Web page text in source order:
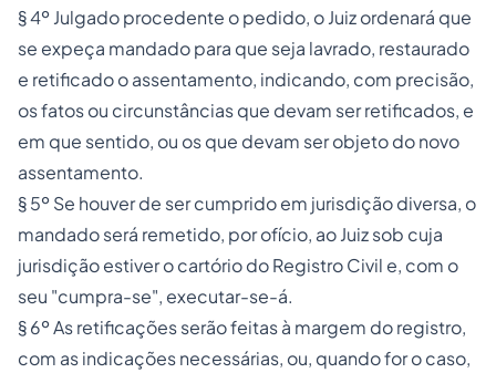
§ 4º Julgado procedente o pedido, o Juiz ordenará que
se expeça mandado para que seja lavrado, restaurado
e retificado o assentamento, indicando, com precisão,
os fatos ou circunstâncias que devam ser retificados, e
em que sentido, ou os que devam ser objeto do novo
assentamento.
§ 5º Se houver de ser cumprido em jurisdição diversa, o
mandado será remetido, por ofício, ao Juiz sob cuja
jurisdição estiver o cartório do Registro Civil e, com o
seu "cumpra-se", executar-se-á.
§ 6º As retificações serão feitas à margem do registro,
com as indicações necessárias, ou, quando for o caso,